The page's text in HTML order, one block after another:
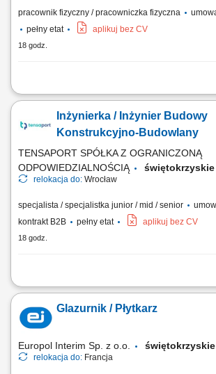
pracownik fizyczny / pracowniczka fizyczna
pełny etat
aplikuj bez CV
18 godz.
Udział w produkcji prefabrykatów betonowych.
betoniarskich zgodnie z dokumentacją i wytycznymi.
przygotowaniu szalunków i zbrojeń. Dbanie o
Inżynierka / Inżynier Budowy
Konstrukcyjno-Budowlany
TENSAPORT SPÓŁKA Z OGRANICZONĄ
ODPOWIEDZIALNOŚCIĄ
świętokrzyskie
relokacja do: Wrocław
specjalista / specjalistka junior / mid / senior
kontrakt B2B
pełny etat aplikuj bez CV
18 godz.
Zadania: Operacyjny nadzór nad robotami
własnych oraz brygad podwykonawczych na
obmiarów, zestawień materiałowych, cenowych
Glazurnik / Płytkarz
Europol Interim Sp. z o.o. świętokrzyskie
relokacja do: Francja